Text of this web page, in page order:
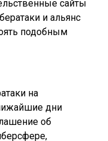
сайты
и альянс
подобным
на
дни
об